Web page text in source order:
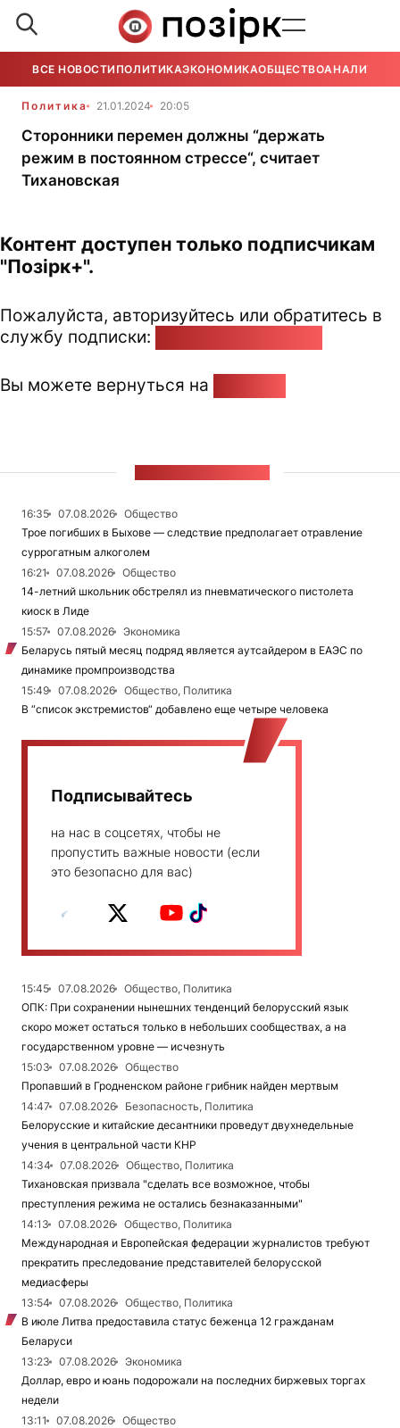
ВСЕ НОВОСТИ ПОЛИТИКАЭКОНОМИКАОБЩЕСТВОАНАЛИТИКА
Политика 21.01.2024 20:05
Сторонники перемен должны “держать
режим в постоянном стрессе“, считает
Тихановская
Контент доступен только подписчикам
"Позірк+".
Пожалуйста, авторизуйтесь или обратитесь в
службу подписки:
Вы можете вернуться на
16:35 07.08.2026
Общество
Трое погибших в Быхове — следствие предполагает отравление
суррогатным алкоголем
16:21
07.08.2026
Общество
14-летний школьник обстрелял из пневматического пистолета
киоск в Лиде
15:57
07.08.2026
Экономика
Беларусь пятый месяц подряд является аутсайдером в ЕАЭС по
динамике промпроизводства
15:49
07.08.2026
Общество, Политика
В “список экстремистов“ добавлено еще четыре человека
Подписывайтесь
на нас в соцсетях, чтобы не
пропустить важные новости (если
это безопасно для вас)
15:45 07.08.2026
Общество, Политика
ОПК: При сохранении нынешних тенденций белорусский язык
скоро может остаться только в небольших сообществах, а на
государственном уровне — исчезнуть
15:03
07.08.2026
Общество
Пропавший в Гродненском районе грибник найден мертвым
14:47
07.08.2026
Безопасность, Политика
Белорусские и китайские десантники проведут двухнедельные
учения в центральной части КНР
14:34
07.08.2026
Общество, Политика
Тихановская призвала "сделать все возможное, чтобы
преступления режима не остались безнаказанными"
14:13
07.08.2026
Общество, Политика
Международная и Европейская федерации журналистов требуют
прекратить преследование представителей белорусской
медиасферы
13:54
07.08.2026
Общество, Политика
В июле Литва предоставила статус беженца 12 гражданам
Беларуси
13:23
07.08.2026
Экономика
Доллар, евро и юань подорожали на последних биржевых торгах
недели
13:11
07.08.2026
Общество